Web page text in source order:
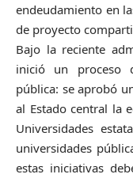
endeudamiento en
de proyecto
Bajo la reciente
inició un proceso
pública: se aprobó
al Estado central la
Universidades
universidades
estas iniciativas